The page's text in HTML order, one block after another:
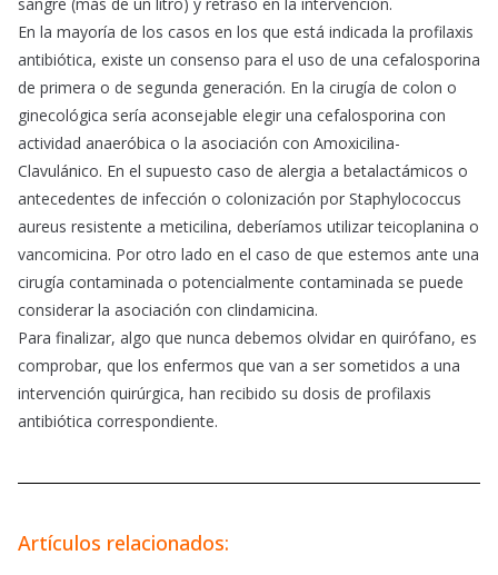
En la mayoría de los casos en los que está indicada la profilaxis
antibiótica, existe un consenso para el uso de una cefalosporina
de primera o de segunda generación. En la cirugía de colon o
ginecológica sería aconsejable elegir una cefalosporina con
actividad anaeróbica o la asociación con Amoxicilina-
Clavulánico. En el supuesto caso de alergia a betalactámicos o
antecedentes de infección o colonización por Staphylococcus
aureus resistente a meticilina, deberíamos utilizar teicoplanina o
vancomicina. Por otro lado en el caso de que estemos ante una
cirugía contaminada o potencialmente contaminada se puede
considerar la asociación con clindamicina.
Para finalizar, algo que nunca debemos olvidar en quirófano, es
comprobar, que los enfermos que van a ser sometidos a una
intervención quirúrgica, han recibido su dosis de profilaxis
antibiótica correspondiente.
Artículos relacionados: